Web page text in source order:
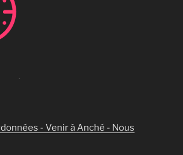
- Venir à Anché - Nous